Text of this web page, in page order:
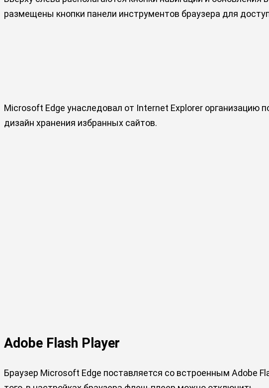
размещены кнопки панели инструментов браузера для
Microsoft Edge унаследовал от Internet Explorer организацию
дизайн хранения избранных сайтов.
Adobe Flash Player
Браузер Microsoft Edge поставляется со встроенным Adobe